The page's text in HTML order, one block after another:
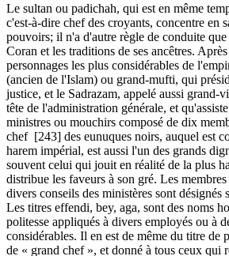
Le sultan ou padichah, qui est en même
c'est-à-dire chef des croyants, concentre en
pouvoirs; il n'a d'autre règle de conduite
Coran et les traditions de ses ancêtres.
personnages les plus considérables de
(ancien de l'Islam) ou grand-mufti, qui
justice, et le Sadrazam, appelé aussi grand-
tête de l'administration générale, et
ministres ou mouchirs composé de dix
chef [243] des eunuques noirs, auquel est
harem impérial, est aussi l'un des grands
souvent celui qui jouit en réalité de la plus
distribue les faveurs à son gré. Les
divers conseils des ministères sont désignés
Les titres effendi, bey, aga, sont des noms
politesse appliqués à divers employés ou à
considérables. Il en est de même du titre de
de « grand chef », et donné à tous ceux qui